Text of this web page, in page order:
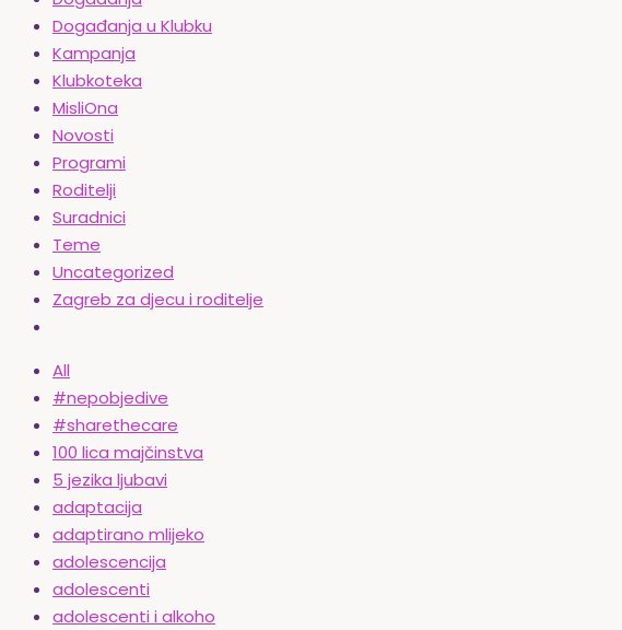
Događanja u Klubku
Kampanja
Klubkoteka
MisliOna
Novosti
Programi
Roditelji
Suradnici
Teme
Uncategorized
Zagreb za djecu i roditelje
All
#nepobjedive
#sharethecare
100 lica majčinstva
5 jezika ljubavi
adaptacija
adaptirano mlijeko
adolescencija
adolescenti
adolescenti i alkoho